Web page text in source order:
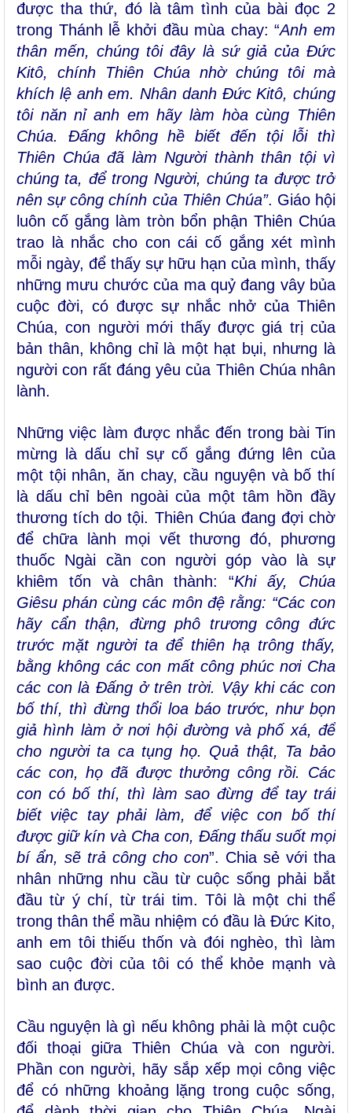
được tha thứ, đó là tâm tình của bài đọc 2
trong Thánh lễ khởi đầu mùa chay: “Anh em
thân mến, chúng tôi đây là sứ giả của Ðức
Kitô, chính Thiên Chúa nhờ chúng tôi mà
khích lệ anh em. Nhân danh Ðức Kitô, chúng
tôi năn nỉ anh em hãy làm hòa cùng Thiên
Chúa. Ðấng không hề biết đến tội lỗi thì
Thiên Chúa đã làm Người thành thân tội vì
chúng ta, để trong Người, chúng ta được trở
nên sự công chính của Thiên Chúa”. Giáo hội
luôn cố gắng làm tròn bổn phận Thiên Chúa
trao là nhắc cho con cái cố gắng xét mình
mỗi ngày, để thấy sự hữu hạn của mình, thấy
những mưu chước của ma quỷ đang vây bủa
cuộc đời, có được sự nhắc nhở của Thiên
Chúa, con người mới thấy được giá trị của
bản thân, không chỉ là một hạt bụi, nhưng là
người con rất đáng yêu của Thiên Chúa nhân
lành.
Những việc làm được nhắc đến trong bài Tin
mừng là dấu chỉ sự cố gắng đứng lên của
một tội nhân, ăn chay, cầu nguyện và bố thí
là dấu chỉ bên ngoài của một tâm hồn đầy
thương tích do tội. Thiên Chúa đang đợi chờ
để chữa lành mọi vết thương đó, phương
thuốc Ngài cần con người góp vào là sự
khiêm tốn và chân thành: “Khi ấy, Chúa
Giêsu phán cùng các môn đệ rằng: “Các con
hãy cẩn thận, đừng phô trương công đức
trước mặt người ta để thiên hạ trông thấy,
bằng không các con mất công phúc nơi Cha
các con là Ðấng ở trên trời. Vậy khi các con
bố thí, thì đừng thổi loa báo trước, như bọn
giả hình làm ở nơi hội đường và phố xá, để
cho người ta ca tụng họ. Quả thật, Ta bảo
các con, họ đã được thưởng công rồi. Các
con có bố thí, thì làm sao đừng để tay trái
biết việc tay phải làm, để việc con bố thí
được giữ kín và Cha con, Ðấng thấu suốt mọi
bí ẩn, sẽ trả công cho con”. Chia sẻ với tha
nhân những nhu cầu từ cuộc sống phải bắt
đầu từ ý chí, từ trái tim. Tôi là một chi thể
trong thân thể mầu nhiệm có đầu là Đức Kito,
anh em tôi thiếu thốn và đói nghèo, thì làm
sao cuộc đời của tôi có thể khỏe mạnh và
bình an được.
Cầu nguyện là gì nếu không phải là một cuộc
đối thoại giữa Thiên Chúa và con người.
Phần con người, hãy sắp xếp mọi công việc
để có những khoảng lặng trong cuộc sống,